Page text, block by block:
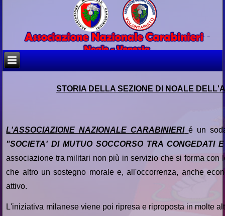
STORIA DELLA SEZIONE DI NOALE
L'ASSOCIAZIONE NAZIONALE CARABINIERI é un
"SOCIETA' DI MUTUO SOCCORSO TRA CONGEDATI
associazione tra militari non più in servizio che si forma
che altro un sostegno morale e, all'occorrenza, anche
attivo.
L'iniziativa milanese viene poi ripresa e riproposta in molte